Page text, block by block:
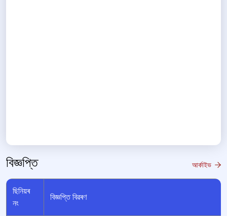
বিজ্ঞপ্তি আৰ্কাইভ
ছিনিয়ৰ
নং
বিজ্ঞপ্তি বিৱৰণ